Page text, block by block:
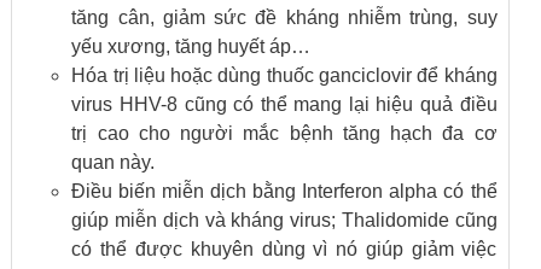
tăng cân, giảm sức đề kháng nhiễm trùng, suy
yếu xương, tăng huyết áp…
Hóa trị liệu hoặc dùng thuốc ganciclovir để kháng
virus HHV-8 cũng có thể mang lại hiệu quả điều
trị cao cho người mắc bệnh tăng hạch đa cơ
quan này.
Điều biến miễn dịch bằng Interferon alpha có thể
giúp miễn dịch và kháng virus; Thalidomide cũng
có thể được khuyên dùng vì nó giúp giảm việc